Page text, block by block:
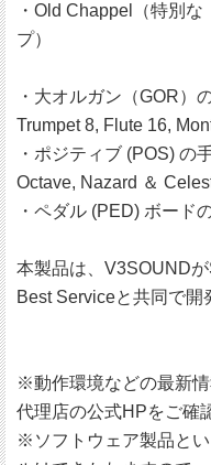
・Old Chappel（特別
プ）
・大オルガン（GOR）
Trumpet 8, Flute 16,
・ポジティブ (POS) の
Octave, Nazard ＆
・ペダル (PED) ボード
本製品は、V3SOUND
Best Serviceと共同で開
※動作環境などの最新
代理店の公式HPをご確
※ソフトウェア製品と